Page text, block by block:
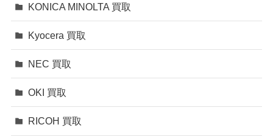
KONICA MINOLTA 買取
Kyocera 買取
NEC 買取
OKI 買取
RICOH 買取